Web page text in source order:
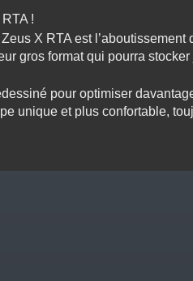
!
X RTA est l’aboutissement
gros format qui pourra stocker
pour optimiser
unique et plus confortable,